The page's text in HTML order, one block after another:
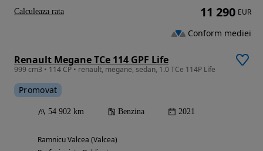
Renault Megane TCe 114 GPF Life
999 cm3 • 114 CP • renault, megane, sedan, 1.0 TCe 114P Life
Promovat
54 902 km Benzina 2021
Ramnicu Valcea (Valcea)
11 290 EUR
Conform mediei
Calculeaza rata